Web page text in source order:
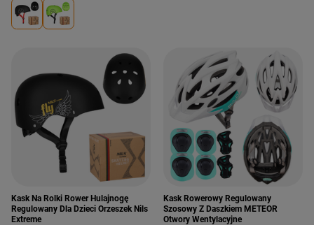
Kask Na Rolki Rower Hulajnogę
Regulowany Dla Dzieci Orzeszek Nils
Extreme
Kask Rowerowy Regulowany
Szosowy Z Daszkiem METEOR
Otwory Wentylacyjne